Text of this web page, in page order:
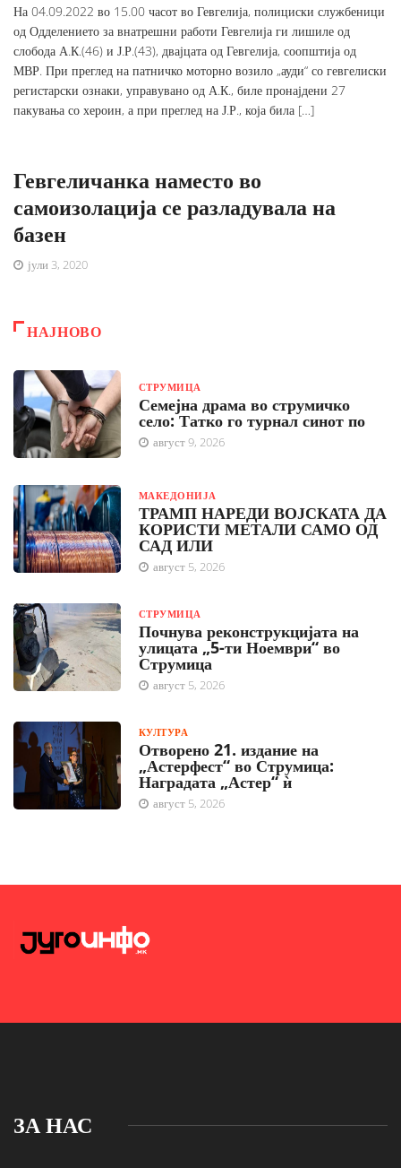
На 04.09.2022 во 15.00 часот во Гевгелија, полициски службеници
од Одделението за внатрешни работи Гевгелија ги лишиле од
слобода А.К.(46) и Ј.Р.(43), двајцата од Гевгелија, соопштија од
МВР. При преглед на патничко моторно возило „ауди“ со гевгелиски
регистарски ознаки, управувано од А.К., биле пронајдени 27
пакувања со хероин, а при преглед на Ј.Р., која била […]
Гевгеличанка наместо во
самоизолација се разладувала на
базен
јули 3, 2020
НАЈНОВО
СТРУМИЦА
Семејна драма во струмичко
село: Татко го турнал синот по
август 9, 2026
МАКЕДОНИЈА
ТРАМП НАРЕДИ ВОЈСКАТА ДА
КОРИСТИ МЕТАЛИ САМО ОД
САД ИЛИ
август 5, 2026
СТРУМИЦА
Почнува реконструкцијата на
улицата „5-ти Ноември“ во
Струмица
август 5, 2026
КУЛТУРА
Отворено 21. издание на
„Астерфест“ во Струмица:
Наградата „Астер“ ѝ
август 5, 2026
ЗА НАС